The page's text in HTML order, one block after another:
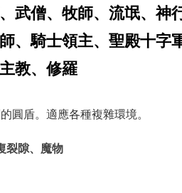
武僧、牧師、流氓、神
、騎士領主、聖殿十字
教、修羅
圓盾。適應各種複雜環境。
裂隙、魔物